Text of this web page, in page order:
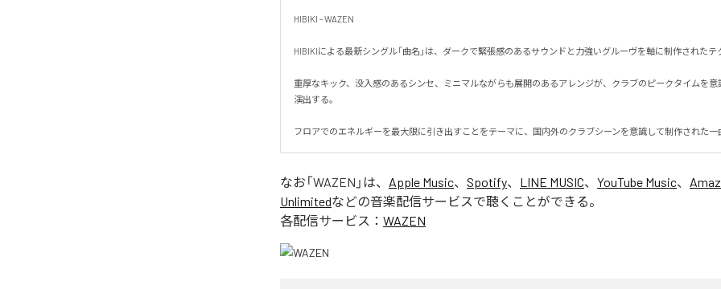
HIBIKI - WAZEN
HIBIKIによる最新シングル「曲名」は、ダークで緊張感のあるサウンドと力強いグルーヴを軸に制作されたテ
重厚なキック、没入感のあるシンセ、ミニマルながらも展開のあるアレンジが、クラブのピークタイムを意
演出する。
フロアでのエネルギーを最大限に引き出すことをテーマに、国内外のクラブシーンを意識して制作された一
なお「WAZEN 」は、 Apple Music、 Spotify、 LINE MUSIC、 YouTube Music、
Unlimitedなどの音楽配信サービスで聴くことができる。
各配信サービス： WAZEN